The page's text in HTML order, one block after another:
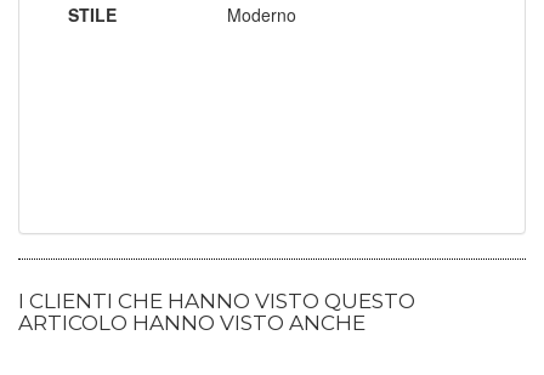
STILE
Moderno
I CLIENTI CHE HANNO VISTO QUESTO
ARTICOLO HANNO VISTO ANCHE